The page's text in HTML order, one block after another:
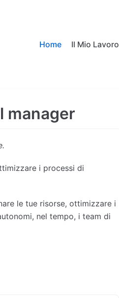
Home Il Mio Lavoro
manager
i processi di
le tue risorse, ottimizzare i
nel tempo, i team di